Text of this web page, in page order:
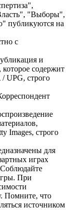
"Выборы",
публикуются на
с
и
содержит
UPG, строго
Images, строго
для
играх
При
Помните, что
источником